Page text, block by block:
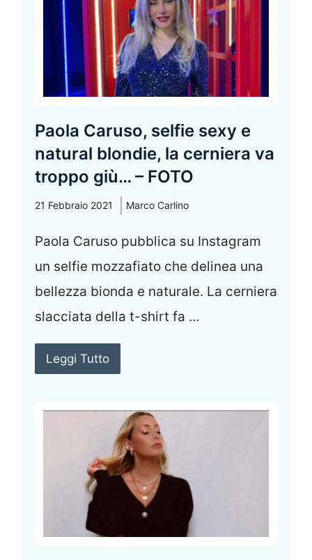
Paola Caruso, selfie sexy e
natural blondie, la cerniera va
troppo giù… – FOTO
21 Febbraio 2021 Marco Carlino
Paola Caruso pubblica su Instagram
un selfie mozzafiato che delinea una
bellezza bionda e naturale. La cerniera
slacciata della t-shirt fa ...
Leggi Tutto